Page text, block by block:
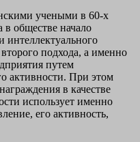
учеными в 60-х
в обществе начало
интеллектуального
подхода, а именно
путем
активности. При этом
в качестве
использует именно
его активность,